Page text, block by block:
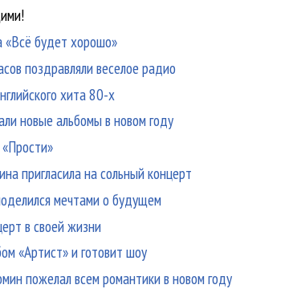
будет хорошо»
поздравляли веселое радио
хита 80-х
новые альбомы в новом году
пригласила на сольный концерт
мечтами о будущем
в своей жизни
«Артист» и готовит шоу
пожелал всем романтики в новом году